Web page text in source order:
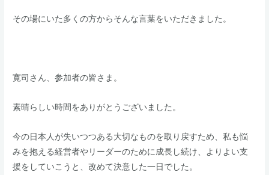
​その場にいた多くの方からそんな言葉をいただきました。
​寛司さん、参加者の皆さま。​
素晴らしい時間をありがとうございました。
​今の日本人が失いつつある大切なものを取り戻すため、私も悩
みを抱える経営者やリーダーのために成長し続け、よりよい支
援をしていこうと、改めて決意した一日でした。